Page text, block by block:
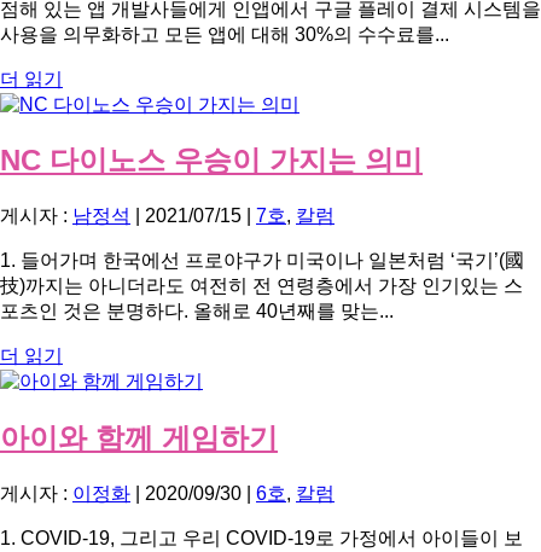
점해 있는 앱 개발사들에게 인앱에서 구글 플레이 결제 시스템을
사용을 의무화하고 모든 앱에 대해 30%의 수수료를...
더 읽기
NC 다이노스 우승이 가지는 의미
게시자 : 남정석 2021/07/15 7호, 칼럼
1. 들어가며 한국에선 프로야구가 미국이나 일본처럼 ‘국기’(國
技)까지는 아니더라도 여전히 전 연령층에서 가장 인기있는 스
포츠인 것은 분명하다. 올해로 40년째를 맞는...
더 읽기
아이와 함께 게임하기
게시자 : 이정화 2020/09/30 6호, 칼럼
1. COVID-19, 그리고 우리 COVID-19로 가정에서 아이들이 보